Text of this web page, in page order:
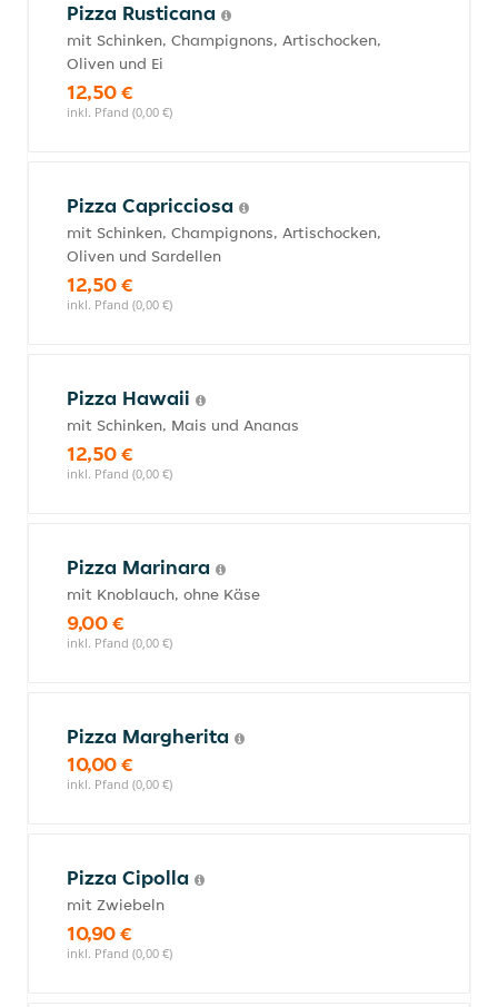
Pizza Rusticana
mit Schinken, Champignons, Artischocken,
Oliven und Ei
12,50 €
inkl. Pfand (0,00 €)
Pizza Capricciosa
mit Schinken, Champignons, Artischocken,
Oliven und Sardellen
12,50 €
inkl. Pfand (0,00 €)
Pizza Hawaii
mit Schinken, Mais und Ananas
12,50 €
inkl. Pfand (0,00 €)
Pizza Marinara
mit Knoblauch, ohne Käse
9,00 €
inkl. Pfand (0,00 €)
Pizza Margherita
10,00 €
inkl. Pfand (0,00 €)
Pizza Cipolla
mit Zwiebeln
10,90 €
inkl. Pfand (0,00 €)